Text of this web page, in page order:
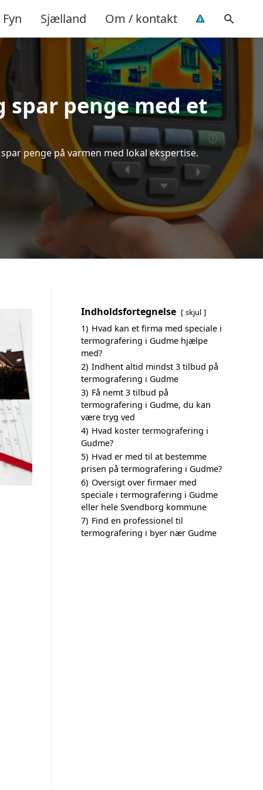
Fyn Sjælland Om / kontakt
spar penge med et
penge på varmen med lokal ekspertise.
Indholdsfortegnelse skjul
1) Hvad kan et firma med speciale i
termografering i Gudme hjælpe
med?
2) Indhent altid mindst 3 tilbud på
termografering i Gudme
3) Få nemt 3 tilbud på
termografering i Gudme, du kan
være tryg ved
4) Hvad koster termografering i
Gudme?
5) Hvad er med til at bestemme
prisen på termografering i Gudme?
6) Oversigt over firmaer med
speciale i termografering i Gudme
eller hele Svendborg kommune
7) Find en professionel til
termografering i byer nær Gudme